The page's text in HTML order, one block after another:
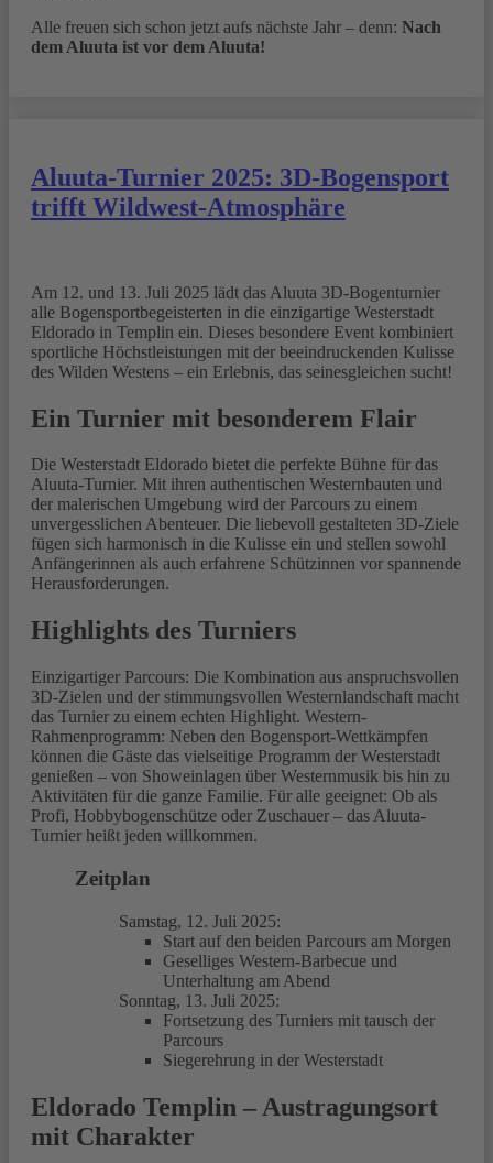
Alle freuen sich schon jetzt aufs nächste Jahr – denn: Nach
dem Aluuta ist vor dem Aluuta!
Aluuta-Turnier 2025: 3D-Bogensport
trifft Wildwest-Atmosphäre
Am 12. und 13. Juli 2025 lädt das Aluuta 3D-Bogenturnier
alle Bogensportbegeisterten in die einzigartige Westerstadt
Eldorado in Templin ein. Dieses besondere Event kombiniert
sportliche Höchstleistungen mit der beeindruckenden Kulisse
des Wilden Westens – ein Erlebnis, das seinesgleichen sucht!
Ein Turnier mit besonderem Flair
Die Westerstadt Eldorado bietet die perfekte Bühne für das
Aluuta-Turnier. Mit ihren authentischen Westernbauten und
der malerischen Umgebung wird der Parcours zu einem
unvergesslichen Abenteuer. Die liebevoll gestalteten 3D-Ziele
fügen sich harmonisch in die Kulisse ein und stellen sowohl
Anfängerinnen als auch erfahrene Schützinnen vor spannende
Herausforderungen.
Highlights des Turniers
Einzigartiger Parcours: Die Kombination aus anspruchsvollen
3D-Zielen und der stimmungsvollen Westernlandschaft macht
das Turnier zu einem echten Highlight. Western-
Rahmenprogramm: Neben den Bogensport-Wettkämpfen
können die Gäste das vielseitige Programm der Westerstadt
genießen – von Showeinlagen über Westernmusik bis hin zu
Aktivitäten für die ganze Familie. Für alle geeignet: Ob als
Profi, Hobbybogenschütze oder Zuschauer – das Aluuta-
Turnier heißt jeden willkommen.
Zeitplan
Samstag, 12. Juli 2025:
Start auf den beiden Parcours am Morgen
Geselliges Western-Barbecue und
Unterhaltung am Abend
Sonntag, 13. Juli 2025:
Fortsetzung des Turniers mit tausch der
Parcours
Siegerehrung in der Westerstadt
Eldorado Templin – Austragungsort
mit Charakter